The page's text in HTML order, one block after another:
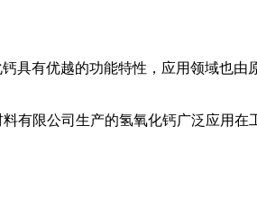
具有优越的功能特性，应用领域也
有限公司生产的氢氧化钙广泛应用